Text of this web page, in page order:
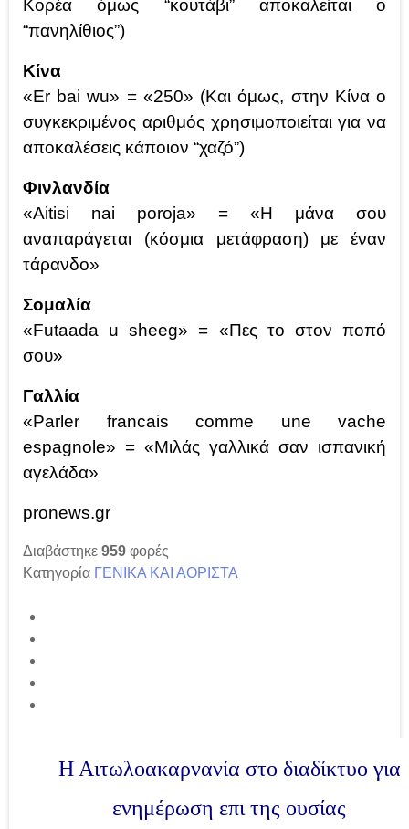
Κορέα όμως “κουτάβι” αποκαλείται ο
“πανηλίθιος”)
Κίνα
«Er bai wu» = «250» (Και όμως, στην Κίνα ο
συγκεκριμένος αριθμός χρησιμοποιείται για να
αποκαλέσεις κάποιον “χαζό”)
Φινλανδία
«Aitisi nai poroja» = «Η μάνα σου
αναπαράγεται (κόσμια μετάφραση) με έναν
τάρανδο»
Σομαλία
«Futaada u sheeg» = «Πες το στον ποπό
σου»
Γαλλία
«Parler francais comme une vache
espagnole» = «Μιλάς γαλλικά σαν ισπανική
αγελάδα»
pronews.gr
Διαβάστηκε 959 φορές
Κατηγορία ΓΕΝΙΚΑ ΚΑΙ ΑΟΡΙΣΤΑ
Η Αιτωλοακαρνανία στο διαδίκτυο για
ενημέρωση επι της ουσίας